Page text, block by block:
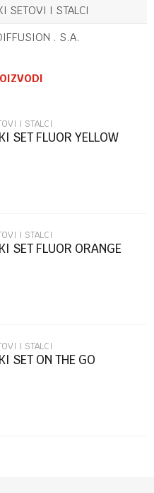
SETOVI I STALCI
. S.A.
I STALCI
SET FLUOR YELLOW
I STALCI
SET FLUOR ORANGE
I STALCI
SET ON THE GO